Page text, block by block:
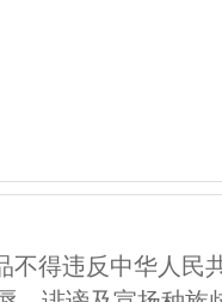
不得违反中华人民